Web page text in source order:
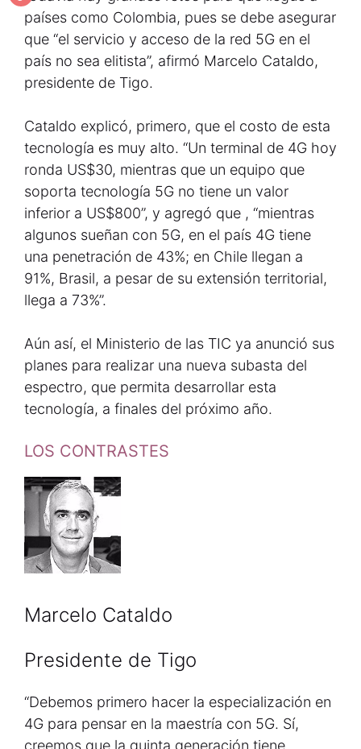
países como Colombia, pues se debe asegurar
que “el servicio y acceso de la red 5G en el
país no sea elitista”, afirmó Marcelo Cataldo,
presidente de Tigo.
Cataldo explicó, primero, que el costo de esta
tecnología es muy alto. “Un terminal de 4G hoy
ronda US$30, mientras que un equipo que
soporta tecnología 5G no tiene un valor
inferior a US$800”, y agregó que , “mientras
algunos sueñan con 5G, en el país 4G tiene
una penetración de 43%; en Chile llegan a
91%, Brasil, a pesar de su extensión territorial,
llega a 73%”.
Aún así, el Ministerio de las TIC ya anunció sus
planes para realizar una nueva subasta del
espectro, que permita desarrollar esta
tecnología, a finales del próximo año.
LOS CONTRASTES
Marcelo Cataldo
Presidente de Tigo
“Debemos primero hacer la especialización en
4G para pensar en la maestría con 5G. Sí,
creemos que la quinta generación tiene